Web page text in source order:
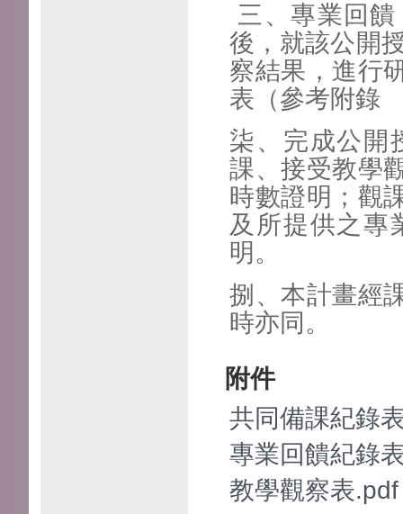
三、專業回
後，就該公
察結果，進行
表（參考附
柒、完成公開
課、接受教學
時數證明；觀
及所提供之專
明。
捌、本計畫經
時亦同。
附件
共同備課紀錄
專業回饋紀錄
教學觀察表.pdf